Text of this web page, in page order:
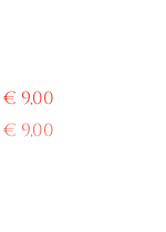
€ 9,00
€ 9,00